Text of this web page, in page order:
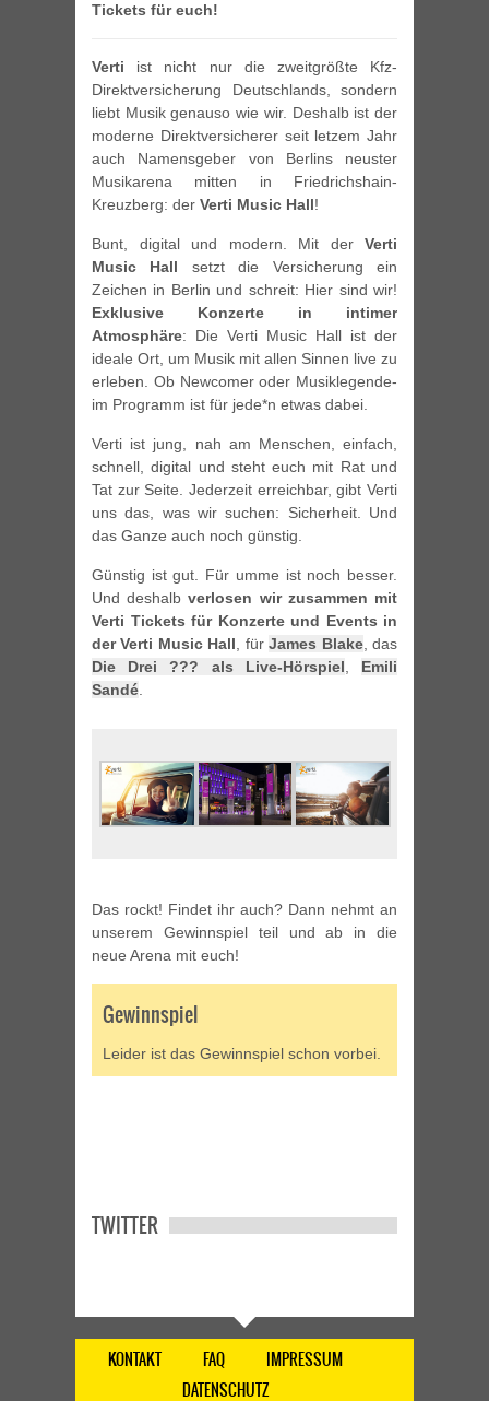
Tickets für euch!
Verti ist nicht nur die zweitgrößte Kfz-
Direktversicherung Deutschlands, sondern
liebt Musik genauso wie wir. Deshalb ist der
moderne Direktversicherer seit letzem Jahr
auch Namensgeber von Berlins neuster
Musikarena mitten in Friedrichshain-
Kreuzberg: der Verti Music Hall!
Bunt, digital und modern. Mit der Verti
Music Hall setzt die Versicherung ein
Zeichen in Berlin und schreit: Hier sind wir!
Exklusive Konzerte in intimer
Atmosphäre: Die Verti Music Hall ist der
ideale Ort, um Musik mit allen Sinnen live zu
erleben. Ob Newcomer oder Musiklegende-
im Programm ist für jede*n etwas dabei.
Verti ist jung, nah am Menschen, einfach,
schnell, digital und steht euch mit Rat und
Tat zur Seite. Jederzeit erreichbar, gibt Verti
uns das, was wir suchen: Sicherheit. Und
das Ganze auch noch günstig.
Günstig ist gut. Für umme ist noch besser.
Und deshalbverlosen wir zusammen mit
Verti Tickets für Konzerte und Events in
der Verti Music Hall, fürJames Blake, das
Die Drei ??? als Live-Hörspiel, Emili
Sandé.
Das rockt! Findet ihr auch? Dann nehmt an
unserem Gewinnspiel teil und ab in die
neue Arena mit euch!
Gewinnspiel
Leider ist das Gewinnspiel schon vorbei.
TWITTER
KONTAKT FAQ
IMPRESSUM
DATENSCHUTZ